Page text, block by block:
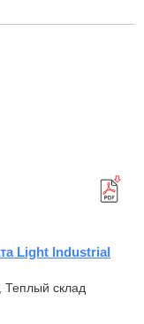
Light Industrial
Теплый склад